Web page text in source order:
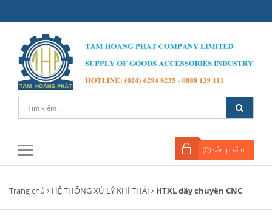
(0) sản phẩm
Trang chủ HỆ THỐNG XỬ LÝ KHÍ THẢI HTXL dây chuyền CNC